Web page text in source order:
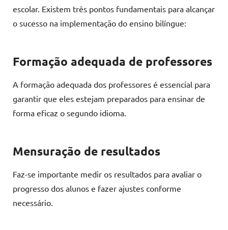
escolar. Existem três pontos fundamentais para alcançar
o sucesso na implementação do ensino bilíngue:
Formação adequada de professores
A formação adequada dos professores é essencial para
garantir que eles estejam preparados para ensinar de
forma eficaz o segundo idioma.
Mensuração de resultados
Faz-se importante medir os resultados para avaliar o
progresso dos alunos e fazer ajustes conforme
necessário.